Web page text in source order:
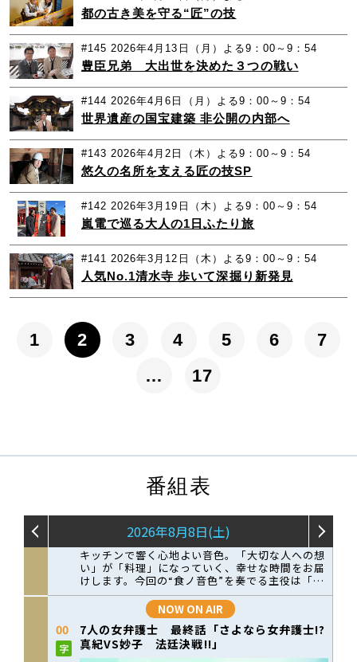
都の古き美を守る“匠”の技
#145 2026年4月13日（月）よる9：00～9：54
豊臣兄弟 大出世を決めた３つの戦い
#144 2026年4月6日（月）よる9：00～9：54
世界遺産の国宝建築 非公開の内部へ
#143 2026年4月2日（木）よる9：00～9：54
悠久の名所を支える匠の技SP
#142 2026年3月19日（木）よる9：00～9：54
嵐電で巡る大人の1日ふたり旅
#141 2026年3月12日（木）よる9：00～9：54
人気No.1清水寺 歩いて深掘り新発見
1 2 3 4 5 6
7
…
17
番組表